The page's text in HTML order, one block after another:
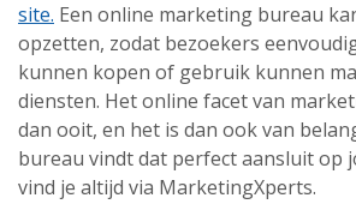
site. Een online marketing bureau
opzetten, zodat bezoekers
kunnen kopen of gebruik kunnen
diensten. Het online facet van
dan ooit, en het is dan ook van
bureau vindt dat perfect aansluit op
vind je altijd via MarketingXperts.